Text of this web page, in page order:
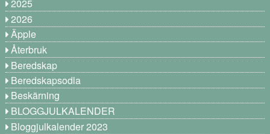
2025
2026
Äpple
Återbruk
Beredskap
Beredskapsodla
Beskärning
BLOGGJULKALENDER
Bloggjulkalender 2023